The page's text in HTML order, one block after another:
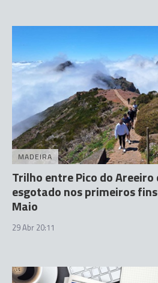
MADEIRA
Trilho entre Pico do Areeiro
esgotado nos primeiros
Maio
29 Abr 20:11